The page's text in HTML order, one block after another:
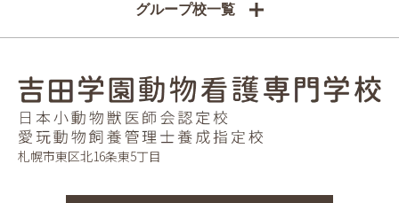
グループ校一覧
札幌市東区北16条東5丁目